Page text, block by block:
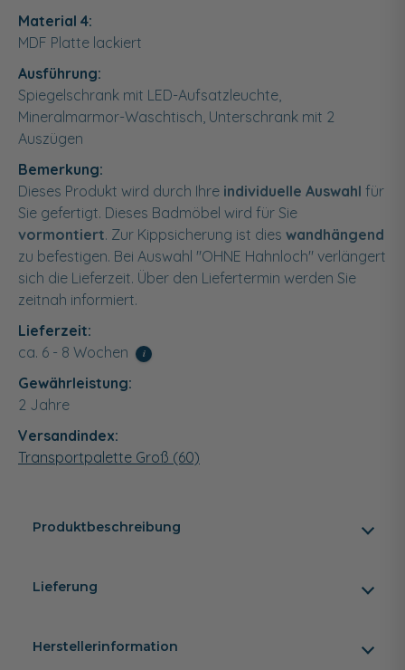
Material 4:
MDF Platte lackiert
Ausführung:
Spiegelschrank mit LED-Aufsatzleuchte,
Mineralmarmor-Waschtisch, Unterschrank mit 2
Auszügen
Bemerkung:
Dieses Produkt wird durch Ihre individuelle Auswahl für
Sie gefertigt. Dieses Badmöbel wird für Sie
vormontiert. Zur Kippsicherung ist dies wandhängend
zu befestigen. Bei Auswahl "OHNE Hahnloch" verlängert
sich die Lieferzeit. Über den Liefertermin werden Sie
zeitnah informiert.
Lieferzeit:
ca. 6 - 8 Wochen
i
Gewährleistung:
2 Jahre
Versandindex:
Transportpalette Groß (60)
Produktbeschreibung
Lieferung
Herstellerinformation